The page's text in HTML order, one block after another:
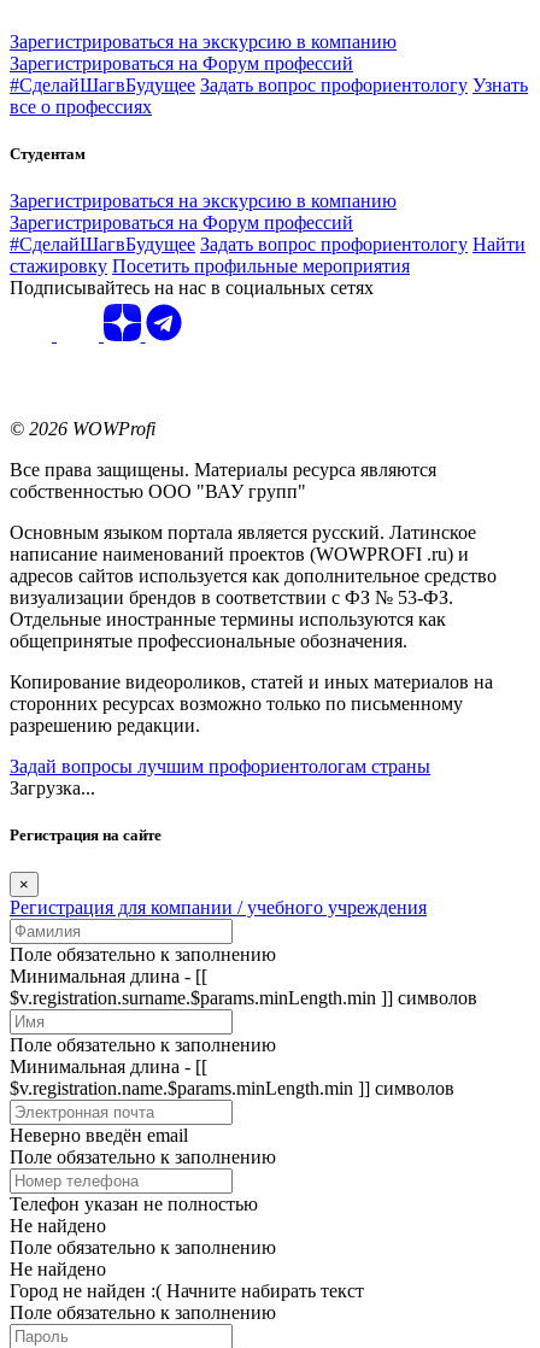
Зарегистрироваться на экскурсию в компанию
Зарегистрироваться на Форум профессий
#СделайШагвБудущее Задать вопрос профориентологу Узнать
все о профессиях
Студентам
Зарегистрироваться на экскурсию в компанию
Зарегистрироваться на Форум профессий
#СделайШагвБудущее Задать вопрос профориентологу Найти
стажировку Посетить профильные мероприятия
Подписывайтесь на нас в социальных сетях
© 2026 WOWProfi
Все права защищены. Материалы ресурса являются
собственностью ООО "ВАУ групп"
Основным языком портала является русский. Латинское
написание наименований проектов (WOWPROFI .ru) и
адресов сайтов используется как дополнительное средство
визуализации брендов в соответствии с ФЗ № 53-ФЗ.
Отдельные иностранные термины используются как
общепринятые профессиональные обозначения.
Копирование видеороликов, статей и иных материалов на
сторонних ресурсах возможно только по письменному
разрешению редакции.
Задай вопросы лучшим профориентологам страны
Загрузка...
Регистрация на сайте
×
Регистрация для компании / учебного учреждения
Поле обязательно к заполнению
Минимальная длина - [[
$v.registration.surname.$params.minLength.min ]] символов
Поле обязательно к заполнению
Минимальная длина - [[
$v.registration.name.$params.minLength.min ]] символов
Неверно введён email
Поле обязательно к заполнению
Телефон указан не полностью
Не найдено
Поле обязательно к заполнению
Не найдено
Город не найден :( Начните набирать текст
Поле обязательно к заполнению